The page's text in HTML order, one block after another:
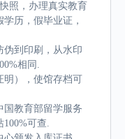
照，办理真实教育
历，假毕业证，
到印刷，从水印
相同.
），使馆存档可
教育部留学服务
可查.